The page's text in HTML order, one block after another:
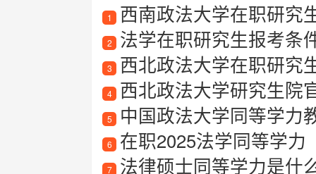
1 西南政法大学在职研究
2 法学在职研究生报考条
3 西北政法大学在职研究
4 西北政法大学研究生院
5 中国政法大学同等学力
6 在职2025法学同等学力
7 法律硕士同等学力是什